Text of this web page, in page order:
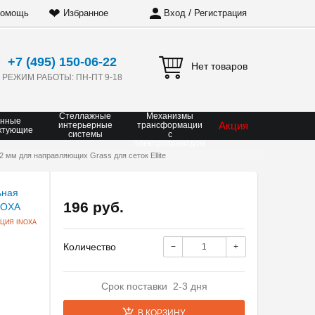
❤ Избранное Вход / Регистрация
+7 (495) 150-06-22
РЕЖИМ РАБОТЫ: ПН-ПТ 9-18
Нет товаров
Стеллажные
интерьерные
системы
Механизмы
трансформации
с
Акция
мм для направляющих Grass для сеток Ellite
INOXA
196 руб.
Количество − +
Срок поставки 2-3 дня
В КОРЗИНУ